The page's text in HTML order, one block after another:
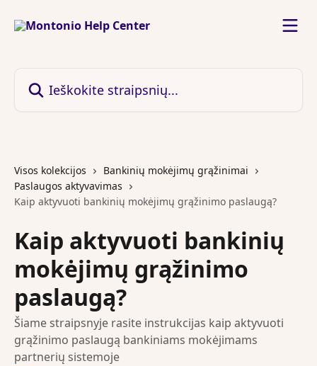
Visos kolekcijos
Bankinių mokėjimų grąžinimai
Paslaugos aktyvavimas
Kaip aktyvuoti bankinių mokėjimų grąžinimo paslaugą?
Kaip aktyvuoti bankinių
mokėjimų grąžinimo
paslaugą?
Šiame straipsnyje rasite instrukcijas kaip aktyvuoti
grąžinimo paslaugą bankiniams mokėjimams
partnerių sistemoje